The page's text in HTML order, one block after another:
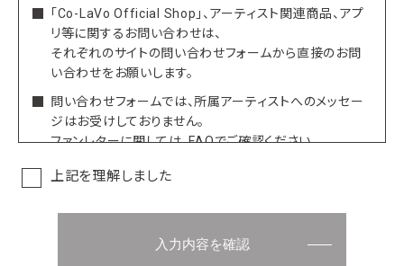
お客さまからお預かりした個人情報は、当社からのご連絡や業
務のご案内、ご質問に対する回答、電子メールや資料のご送付、
その他これらに付随する目的に利用いたします。
■個人情報の第三者への開示・提供の禁止
当社は、お客さまよりお預かりした個人情報を適切に管理し、
次のいずれかに該当する場合を除き、個人情報を第三者に開
・ お客さまの同意がある場合
当社が利用目的の達成のために必要な範囲におい
て個人情報の取扱いの全部または一部を委託する
「Co-LaVo Official Shop」、アーティスト関連商品、アプ
リ等に関するお問い合わせは、
それぞれのサイトの問い合わせフォームから直接のお問
い合わせをお願いします。
問い合わせフォームでは、所属アーティストへのメッセー
ジはお受けしておりません。
ファンレターに関しては、FAQでご確認ください。
弊社及び弊社アーティストへの誹謗中傷などに関して
せて頂くこともございます。
上記を理解しました
入力内容を確認